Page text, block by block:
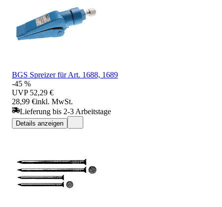
BGS Spreizer für Art. 1688, 1689
-45 %
UVP 52,29 €
28,99 €inkl. MwSt.
Lieferung bis 2-3 Arbeitstage
Details anzeigen